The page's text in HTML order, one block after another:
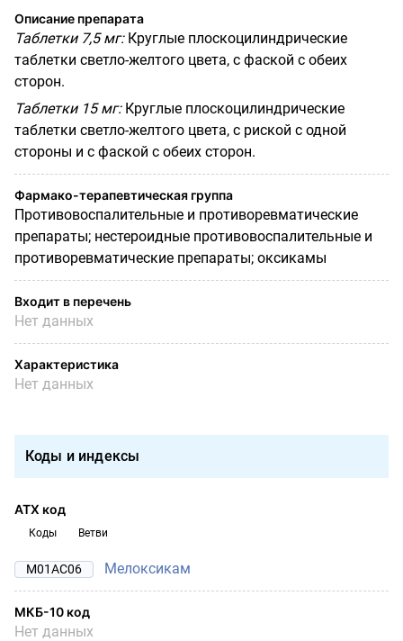
Описание препарата
Таблетки 7,5 мг:Круглые плоскоцилиндрические
таблетки светло-желтого цвета, с фаской с обеих
сторон.
Таблетки 15 мг:Круглые плоскоцилиндрические
таблетки светло-желтого цвета, с риской с одной
стороны и с фаской с обеих сторон.
Фармако-терапевтическая группа
Противовоспалительные и противоревматические
препараты; нестероидные противовоспалительные и
противоревматические препараты; оксикамы
Входит в перечень
Нет данных
Характеристика
Нет данных
Коды и индексы
АТХ код
Коды Ветви
M01AC06 Мелоксикам
МКБ-10 код
Нет данных